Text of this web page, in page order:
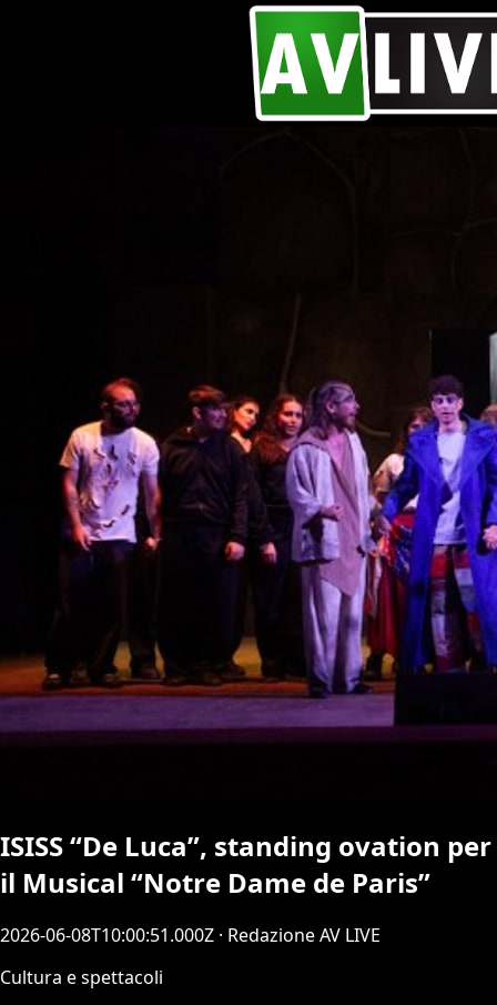
ISISS “De Luca”, standing ovation per
il Musical “Notre Dame de Paris”
2026-06-08T10:00:51.000Z · Redazione AV LIVE
Cultura e spettacoli